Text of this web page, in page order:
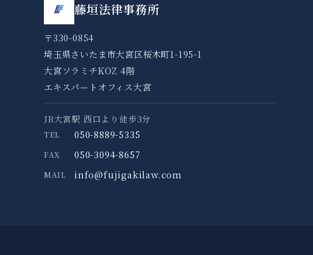
藤垣法律事務所
〒330-0854
埼玉県さいたま市大宮区桜木町1-195-1
大宮ソラミチKOZ 4階
エキスパートオフィス大宮
JR大宮駅 西口より徒歩3分
TEL 050-8889-5335
FAX 050-3094-8657
MAIL info@fujigakilaw.com